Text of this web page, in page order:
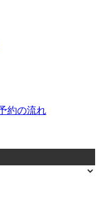
約の流れ